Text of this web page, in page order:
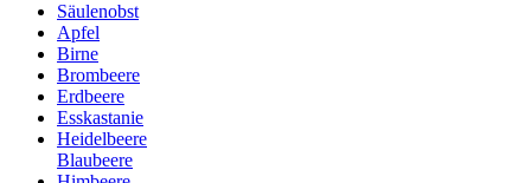
Säulenobst
Apfel
Birne
Brombeere
Erdbeere
Esskastanie
Heidelbeere
Blaubeere